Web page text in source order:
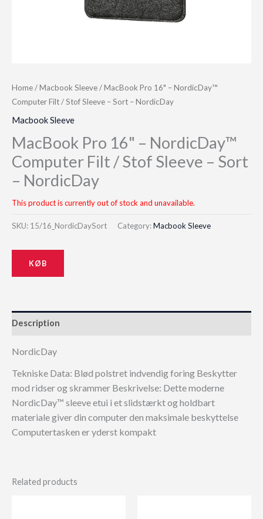
Home/Macbook Sleeve/ MacBook Pro 16" – NordicDay™
Computer Filt / Stof Sleeve – Sort – NordicDay
Macbook Sleeve
MacBook Pro 16" – NordicDay™
Computer Filt / Stof Sleeve – Sort
– NordicDay
This product is currently out of stock and unavailable.
SKU: 15/16_NordicDaySort Category:Macbook Sleeve
KØB
Description
NordicDay
Tekniske Data: Blød polstret indvendig foring Beskytter
mod ridser og skrammer Beskrivelse: Dette moderne
NordicDay™ sleeve etui i et slidstærkt og holdbart
materiale giver din computer den maksimale beskyttelse
Computertasken er yderst kompakt
Related products